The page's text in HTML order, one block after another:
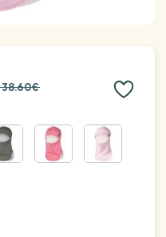
38.60€